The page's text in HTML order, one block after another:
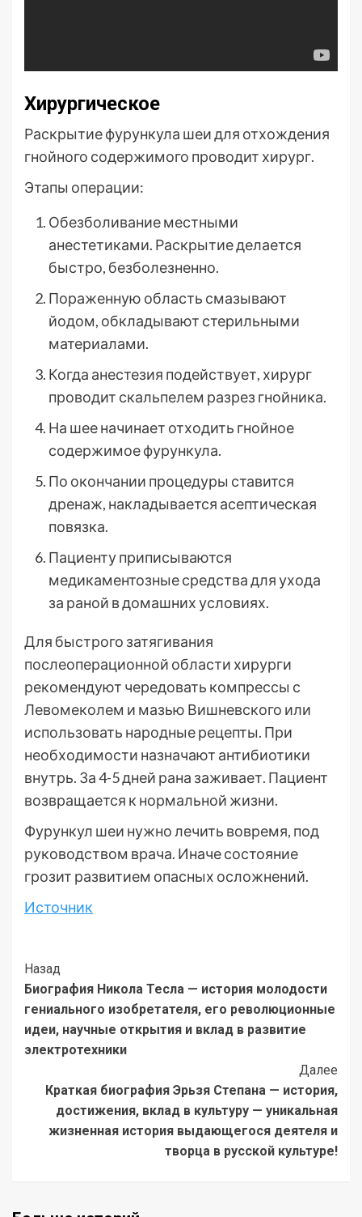
Хирургическое
Раскрытие фурункула шеи для отхождения
гнойного содержимого проводит хирург.
Этапы операции:
Обезболивание местными
анестетиками. Раскрытие делается
быстро, безболезненно.
Пораженную область смазывают
йодом, обкладывают стерильными
материалами.
Когда анестезия подействует, хирург
проводит скальпелем разрез гнойника.
На шее начинает отходить гнойное
содержимое фурункула.
По окончании процедуры ставится
дренаж, накладывается асептическая
повязка.
Пациенту приписываются
медикаментозные средства для ухода
за раной в домашних условиях.
Для быстрого затягивания
послеоперационной области хирурги
рекомендуют чередовать компрессы с
Левомеколем и мазью Вишневского или
использовать народные рецепты. При
необходимости назначают антибиотики
внутрь. За 4-5 дней рана заживает. Пациент
возвращается к нормальной жизни.
Фурункул шеи нужно лечить вовремя, под
руководством врача. Иначе состояние
грозит развитием опасных осложнений.
Источник
Post
Navigation
Назад
Биография Никола Тесла — история молодости
гениального изобретателя, его революционные
идеи, научные открытия и вклад в развитие
электротехники
Далее
Краткая биография Эрьзя Степана — история,
достижения, вклад в культуру — уникальная
жизненная история выдающегося деятеля и
творца в русской культуре!